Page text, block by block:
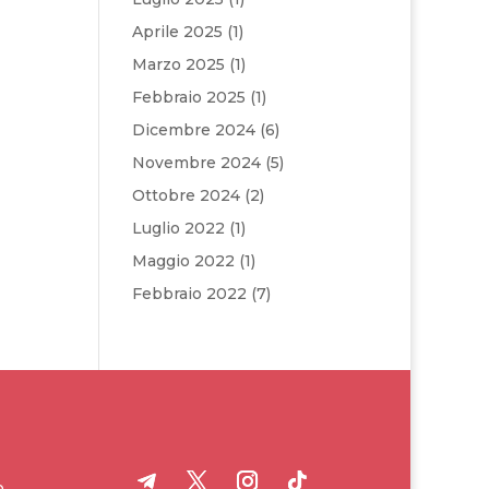
Aprile 2025 (1)
Marzo 2025 (1)
Febbraio 2025 (1)
Dicembre 2024(6)
Novembre 2024(5)
Ottobre 2024(2)
Luglio 2022 (1)
Maggio 2022 (1)
Febbraio 2022 (7)